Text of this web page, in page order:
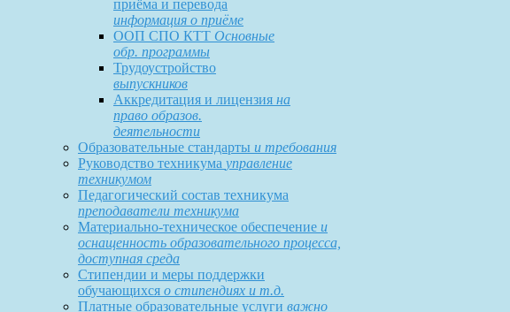
приёма и перевода
информация о приёме
ООП СПО КТТ Основные
обр. программы
Трудоустройство
выпускников
Аккредитация и лицензия на
право образов.
деятельности
Образовательные стандарты и требования
Руководство техникума управление
техникумом
Педагогический состав техникума
преподаватели техникума
Материально-техническое обеспечение и
оснащенность образовательного процесса,
доступная среда
Стипендии и меры поддержки
обучающихся о стипендиях и т.д.
Платные образовательные услуги важно